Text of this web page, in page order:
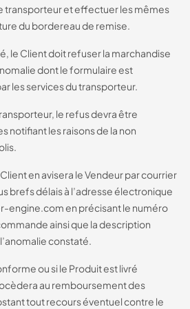
transporteur et effectuer les mêmes
du bordereau de remise.
le Client doit refuser la marchandise
dont le formulaire est
les services du transporteur.
le refus devra être
notifiant les raisons de la non
en avisera le Vendeur par courrier
brefs délais à l’adresse électronique
engine.com en précisant le numéro
ainsi que la description
constaté.
ou si le Produit est livré
au remboursement des
tout recours éventuel contre le